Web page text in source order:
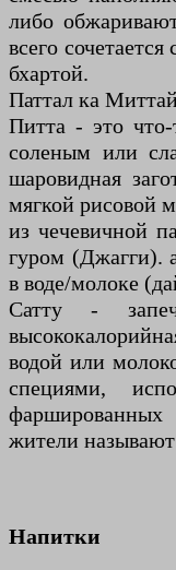
либо
всего
бхартой.
Паттал ка Миттай
Питта - это
соленым или
шаровидная
мягкой рисовой
из чечевичной
гуром (Джагги).
в воде/молоке
Сатту -
водой или
специями,
жители
Напитки